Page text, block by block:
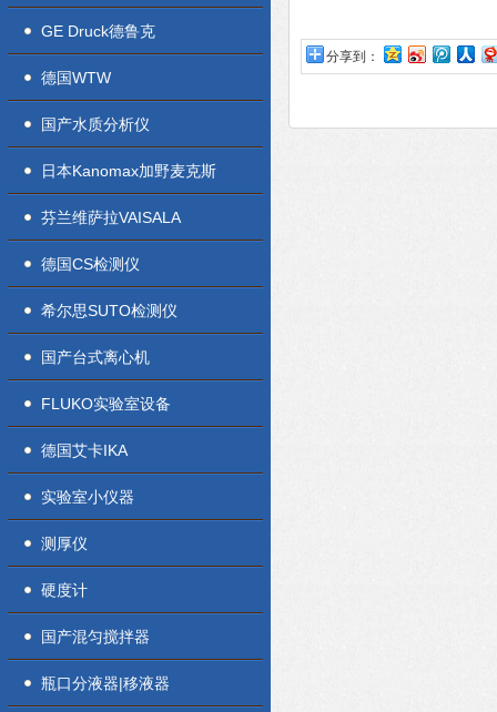
GE Druck德鲁克
德国WTW
国产水质分析仪
日本Kanomax加野麦克斯
芬兰维萨拉VAISALA
德国CS检测仪
希尔思SUTO检测仪
国产台式离心机
FLUKO实验室设备
德国艾卡IKA
实验室小仪器
测厚仪
硬度计
国产混匀搅拌器
瓶口分液器|移液器
分享到：